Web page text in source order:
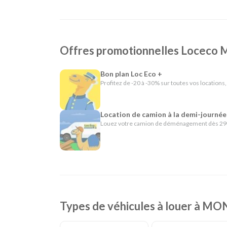
véhicules adaptés aussi bien aux particuliers qu'aux
En résumé - Location de voiture à Montaigu
Lieu de prise en charge :Montaigu (à 40 km
Agences de location à proximité :
Catégories de voitures :
Catégories d'utilitaires :Camions de
chantier
Offres promotionnelles Loceco
Bon plan Loc Eco +
Profitez de -20 à -30% sur toutes vos
Location de camion à la demi-journée
Louez votre camion de déménagement dès
Types de véhicules à louer à